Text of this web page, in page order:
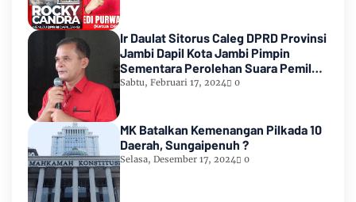
Ir Daulat Sitorus Caleg DPRD Provinsi
Jambi Dapil Kota Jambi Pimpin
Sementara Perolehan Suara Pemilu
2024
Sabtu, Februari 17, 2024 0
MK Batalkan Kemenangan Pilkada 10
Daerah, Sungaipenuh ?
Selasa, Desember 17, 2024 0